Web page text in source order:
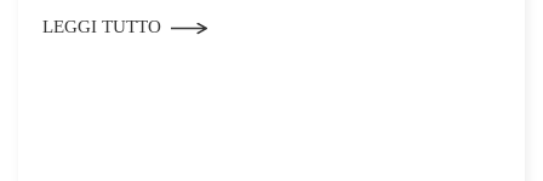
LEGGI TUTTO